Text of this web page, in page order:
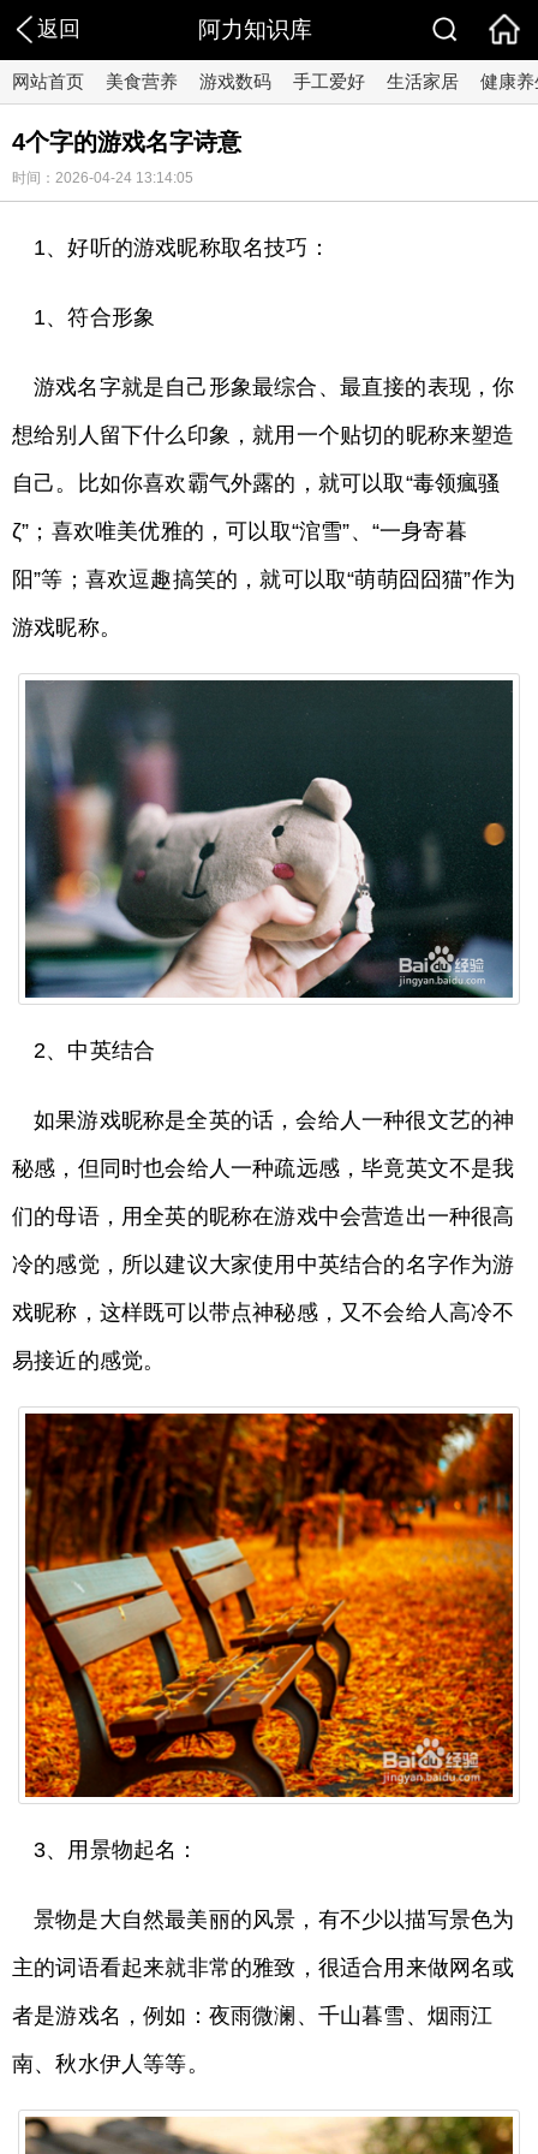
返回 阿力知识库
网站首页 美食营养 游戏数码 手工爱好 生活家居 健康养
4个字的游戏名字诗意
时间：2026-04-24 13:14:05
1、好听的游戏昵称取名技巧：
1、符合形象
游戏名字就是自己形象最综合、最直接的表现，你
想给别人留下什么印象，就用一个贴切的昵称来塑造
自己。比如你喜欢霸气外露的，就可以取“毒领瘋骚
ζ”；喜欢唯美优雅的，可以取“涫雪”、“一身寄暮
阳”等；喜欢逗趣搞笑的，就可以取“萌萌囧囧猫”作为
游戏昵称。
2、中英结合
如果游戏昵称是全英的话，会给人一种很文艺的神
秘感，但同时也会给人一种疏远感，毕竟英文不是我
们的母语，用全英的昵称在游戏中会营造出一种很高
冷的感觉，所以建议大家使用中英结合的名字作为游
戏昵称，这样既可以带点神秘感，又不会给人高冷不
易接近的感觉。
3、用景物起名：
景物是大自然最美丽的风景，有不少以描写景色为
主的词语看起来就非常的雅致，很适合用来做网名或
者是游戏名，例如：夜雨微澜、千山暮雪、烟雨江
南、秋水伊人等等。